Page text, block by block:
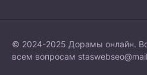
© 2024-2025 Дорамы онлайн.
всем вопросам